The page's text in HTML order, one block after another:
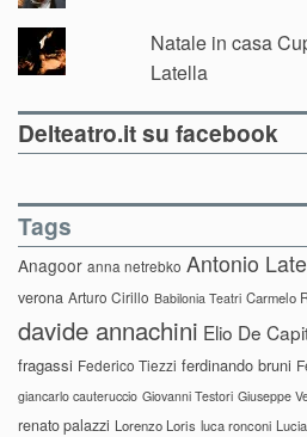
Natale in casa
Latella
Delteatro.it su facebook
Tags
Anagoor anna netrebko Antonio
verona Arturo Cirillo Babilonia Teatri Carmelo
davide annachini Elio De
fragassi Federico Tiezzi ferdinando bruni
giancarlo cauteruccio Giovanni Testori Giuseppe
renato palazzi Lorenzo Loris luca ronconi